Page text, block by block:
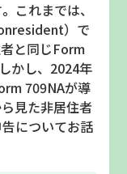
。 これまでは、
）で
と同じForm
かし、 2024年
709NAが導
見た非居住者
についてお話